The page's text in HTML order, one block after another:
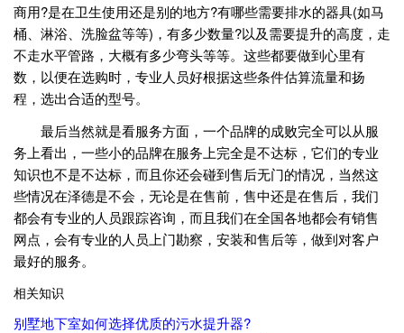
商用?是在卫生使用还是别的地方?有哪些需要排水的器具(如马
桶、淋浴、洗脸盆等等)，有多少数量?以及需要提升的高度，走
不走水平管路，大概有多少弯头等等。这些都要做到心里有
数，以便在选购时，专业人员好根据这些条件估算流量和扬
程，选出合适的型号。
最后当然就是看服务方面，一个品牌的成败完全可以从服
务上看出，一些小的品牌在服务上完全是不达标，它们的专业
知识也不是不达标，而且你还会碰到售后无门的情况，当然这
些情况在泽德是不会，无论是在售前，售中还是在售后，我们
都会有专业的人员跟踪咨询，而且我们在全国各地都会有销售
网点，会有专业的人员上门勘察，安装和售后等，做到对客户
最好的服务。
相关知识
别墅地下室如何选择优质的污水提升器?